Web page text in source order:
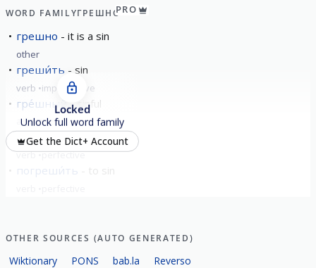
WORD FAMILYГРЕШНОPRO
грешно it is a sin
other
греши́ть sin
verb imperfective
гре́шный sinful
adjective
нагреши́ть sin a lot
verb perfective
погреши́ть
Locked
Unlock full word family
Get the Dict+ Account
OTHER SOURCES (AUTO GENERATED)
Wiktionary PONS bab.la Reverso